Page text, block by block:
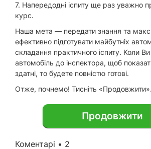
7. Напередодні іспиту ще раз уважно
курс.
Наша мета — передати знання та
ефективно підготувати майбутніх
складання практичного іспиту. Коли
автомобіль до інспектора, щоб
здатні, то будете повністю готові.
Отже, почнемо! Тисніть «Продовжити».
Продовжити
Коментарі • 2